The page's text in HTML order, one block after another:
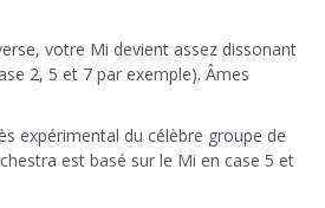
votre Mi devient assez dissonant
2, 5 et 7 par exemple). Âmes
expérimental du célèbre groupe de
est basé sur le Mi en case 5 et